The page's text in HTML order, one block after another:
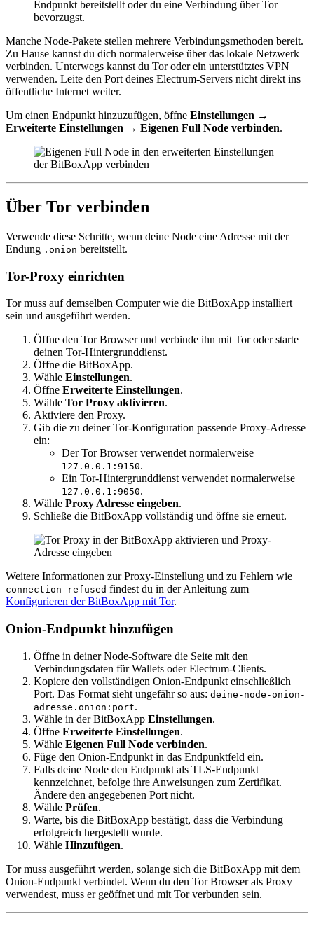
Endpunkt bereitstellt oder du eine Verbindung über Tor
bevorzugst.
Manche Node-Pakete stellen mehrere Verbindungsmethoden bereit.
Zu Hause kannst du dich normalerweise über das lokale Netzwerk
verbinden. Unterwegs kannst du Tor oder ein unterstütztes VPN
verwenden. Leite den Port deines Electrum-Servers nicht direkt ins
öffentliche Internet weiter.
Um einen Endpunkt hinzuzufügen, öffne Einstellungen →
Erweiterte Einstellungen → Eigenen Full Node verbinden.
Über Tor verbinden
Verwende diese Schritte, wenn deine Node eine Adresse mit der
Endung .onion bereitstellt.
Tor-Proxy einrichten
Tor muss auf demselben Computer wie die BitBoxApp installiert
sein und ausgeführt werden.
Öffne den Tor Browser und verbinde ihn mit Tor oder starte
deinen Tor-Hintergrunddienst.
Öffne die BitBoxApp.
Wähle Einstellungen.
Öffne Erweiterte Einstellungen.
Wähle Tor Proxy aktivieren.
Aktiviere den Proxy.
Gib die zu deiner Tor-Konfiguration passende Proxy-Adresse
ein:
Der Tor Browser verwendet normalerweise
127.0.0.1:9150.
Ein Tor-Hintergrunddienst verwendet normalerweise
127.0.0.1:9050.
Wähle Proxy Adresse eingeben.
Schließe die BitBoxApp vollständig und öffne sie erneut.
Weitere Informationen zur Proxy-Einstellung und zu Fehlern wie
connection refused findest du in der Anleitung zum
Konfigurieren der BitBoxApp mit Tor.
Onion-Endpunkt hinzufügen
Öffne in deiner Node-Software die Seite mit den
Verbindungsdaten für Wallets oder Electrum-Clients.
Kopiere den vollständigen Onion-Endpunkt einschließlich
Port. Das Format sieht ungefähr so aus: deine-node-onion-
adresse.onion:port.
Wähle in der BitBoxApp Einstellungen.
Öffne Erweiterte Einstellungen.
Wähle Eigenen Full Node verbinden.
Füge den Onion-Endpunkt in das Endpunktfeld ein.
Falls deine Node den Endpunkt als TLS-Endpunkt
kennzeichnet, befolge ihre Anweisungen zum Zertifikat.
Ändere den angegebenen Port nicht.
Wähle Prüfen.
Warte, bis die BitBoxApp bestätigt, dass die Verbindung
erfolgreich hergestellt wurde.
Wähle Hinzufügen.
Tor muss ausgeführt werden, solange sich die BitBoxApp mit dem
Onion-Endpunkt verbindet. Wenn du den Tor Browser als Proxy
verwendest, muss er geöffnet und mit Tor verbunden sein.